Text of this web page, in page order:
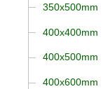
350x500mm
400x400mm
400x500mm
400x600mm